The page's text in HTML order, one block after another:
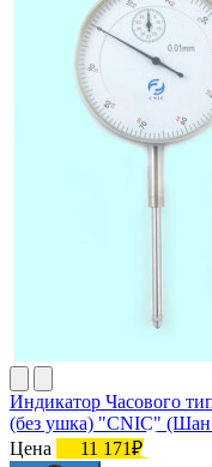
Индикатор Часового
(без ушка) "CNIC" (Шан
Цена
11 171₽